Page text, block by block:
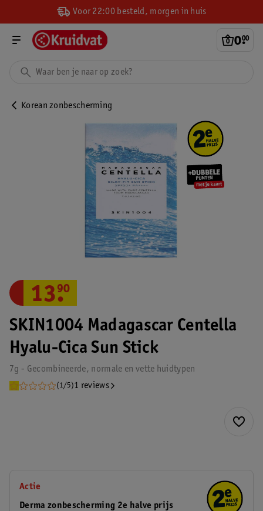
Voor 22:00 besteld, morgen in huis
0.
00
Korean zonbescherming
SKIN1004 Madagascar Centella
Hyalu-Cica Sun Stick
7g - Gecombineerde, normale en vette huidtypen
(1/5)1 reviews
13.
90
Actie
Derma zonbescherming 2e halve prijs